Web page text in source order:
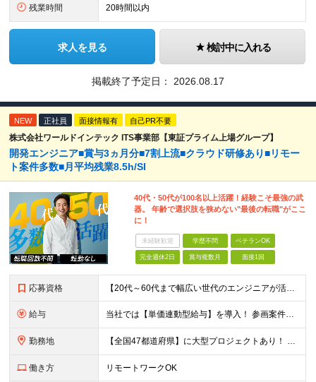
残業時間 20時間以内
求人を見る 検討中に入れる
掲載終了予定日： 2026.08.17
NEW 正社員 面接情報有 自己PR不要
株式会社ワールドインテック ITS事業部【東証プライム上場グループ】
開発エンジニア■賞与3ヵ月分■7割上流■クラウド研修あり■リモー
ト案件多数■月平均残業8.5h/SI
40代・50代が100名以上活躍！経験こそ最強の武
器。 年齢で選択肢を狭めない"最後の転職"がここ
に！
未経験歓迎 学歴不問 ベテランOK
完全週休2日 賞与複数月 面接1回
応募資格 【20代～60代まで幅広い世代のエンジニアが活躍してます】 ■学歴不問 ■転職回数不問 ■開発経験（年数不問）をお持ちの方
給与 当社では【単価連動型給与】を導入！ 参画案件の契約単価に連動して給与が決定。 還元率は単価の【70％～80％】と東証プライム上場グループとして高水準です！（社会保険料・教育コスト含む） ■関東：月給
勤務地 【全国47都道府県】に大型プロジェクトあり！ 主要勤務地： 北海道/宮城県/栃木県/埼玉県/千葉県/東京都/神奈川県/愛知県/大阪府/京都府/兵庫県/広島県/福岡県/熊本県 ※勤務エリアは、あなたの
働き方 リモートワークOK